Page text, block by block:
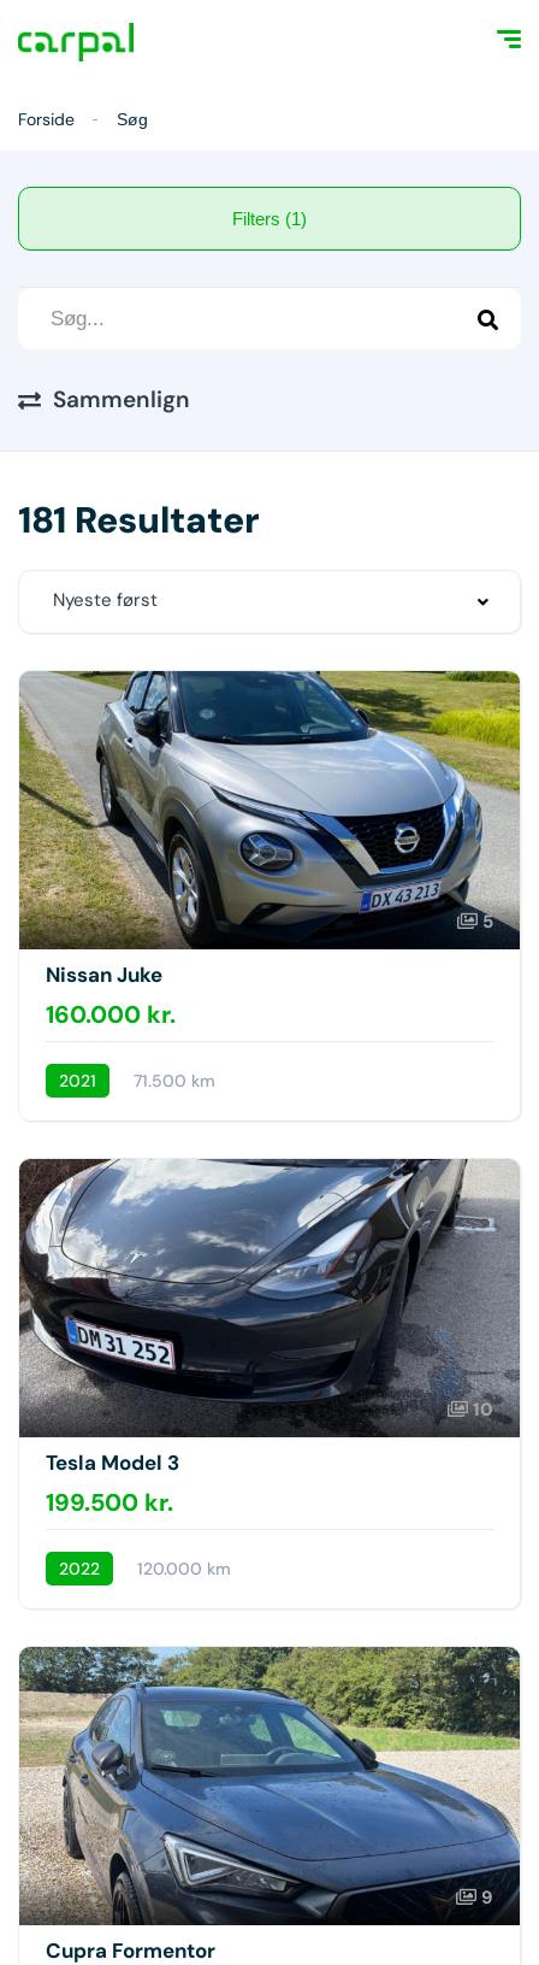
Forside Søg
Filters (1)
Sammenlign
181 Resultater
Nyeste først
5
Nissan Juke
160.000 kr.
2021 71.500 km
10
Tesla Model 3
199.500 kr.
2022 120.000 km
9
Cupra Formentor